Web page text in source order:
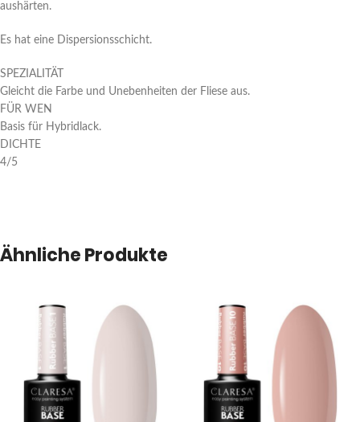
aushärten.
Es hat eine Dispersionsschicht.
SPEZIALITÄT
Gleicht die Farbe und Unebenheiten der Fliese aus.
FÜR WEN
Basis für Hybridlack.
DICHTE
4/5
Ähnliche Produkte